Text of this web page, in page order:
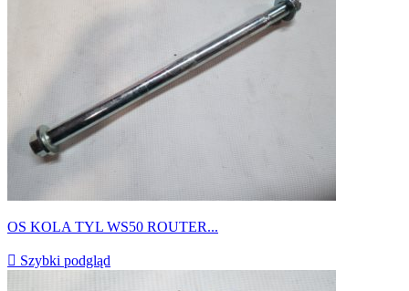
OS KOLA TYL WS50 ROUTER...
 Szybki podgląd